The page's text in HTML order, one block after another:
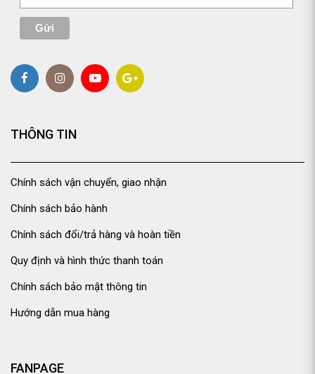
THÔNG TIN
Chính sách vận chuyển, giao nhận
Chính sách bảo hành
Chính sách đổi/trả hàng và hoàn tiền
Quy định và hình thức thanh toán
Chính sách bảo mật thông tin
Hướng dẫn mua hàng
FANPAGE